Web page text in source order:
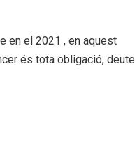
en el 2021 , en aquest
és tota obligació, deute